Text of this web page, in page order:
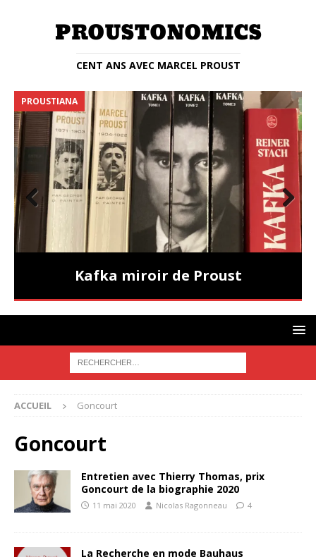
CENT ANS AVEC MARCEL PROUST
PROUSTIANA
Kafka miroir de Proust
Nex
ACCUEIL Goncourt
Goncourt
Entretien avec Thierry Thomas, prix
Goncourt de la biographie 2020
11 mai 2020 Nicolas Ragonneau 4
La Recherche en mode Bauhaus